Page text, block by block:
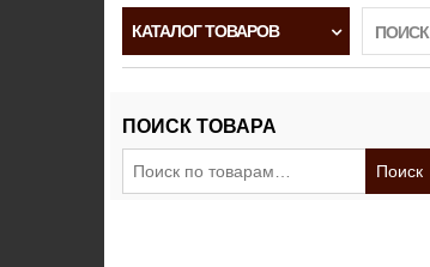
КАТАЛОГ ТОВАРОВ ПОИСК
ПОИСК ТОВАРА
Поиск